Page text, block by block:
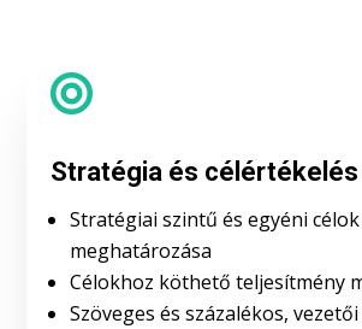

Stratégia és célértékelés
Stratégiai szintű és egyéni célok
meghatározása
Célokhoz köthető teljesítmény
Szöveges és százalékos, vezetői